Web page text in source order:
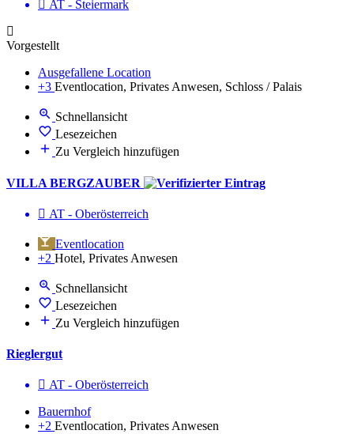
AT - Steier­mark
Vorgestellt
Ausgefallene Location
+3 Eventlocation, Privates Anwesen, Schloss / Palais
Schnellansicht
Lesezeichen
Zu Vergleich hinzufügen
VILLA BERGZAUBER
AT - Ober­österreich
Eventlocation
+2 Hotel, Privates Anwesen
Schnellansicht
Lesezeichen
Zu Vergleich hinzufügen
Rieglergut
AT - Ober­österreich
Bauernhof
+2 Eventlocation, Privates Anwesen